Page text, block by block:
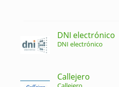
DNI electrónico
DNI electrónico
Callejero